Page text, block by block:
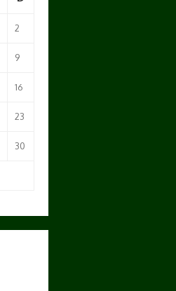
2
9
16
23
30